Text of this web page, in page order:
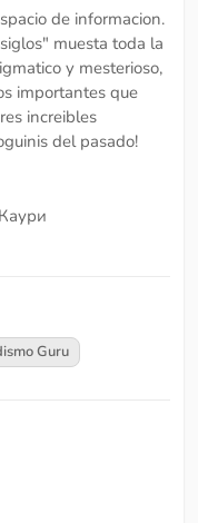
de informacion.
muesta toda la
y mesterioso,
importantes que
increibles
del pasado!
Guru